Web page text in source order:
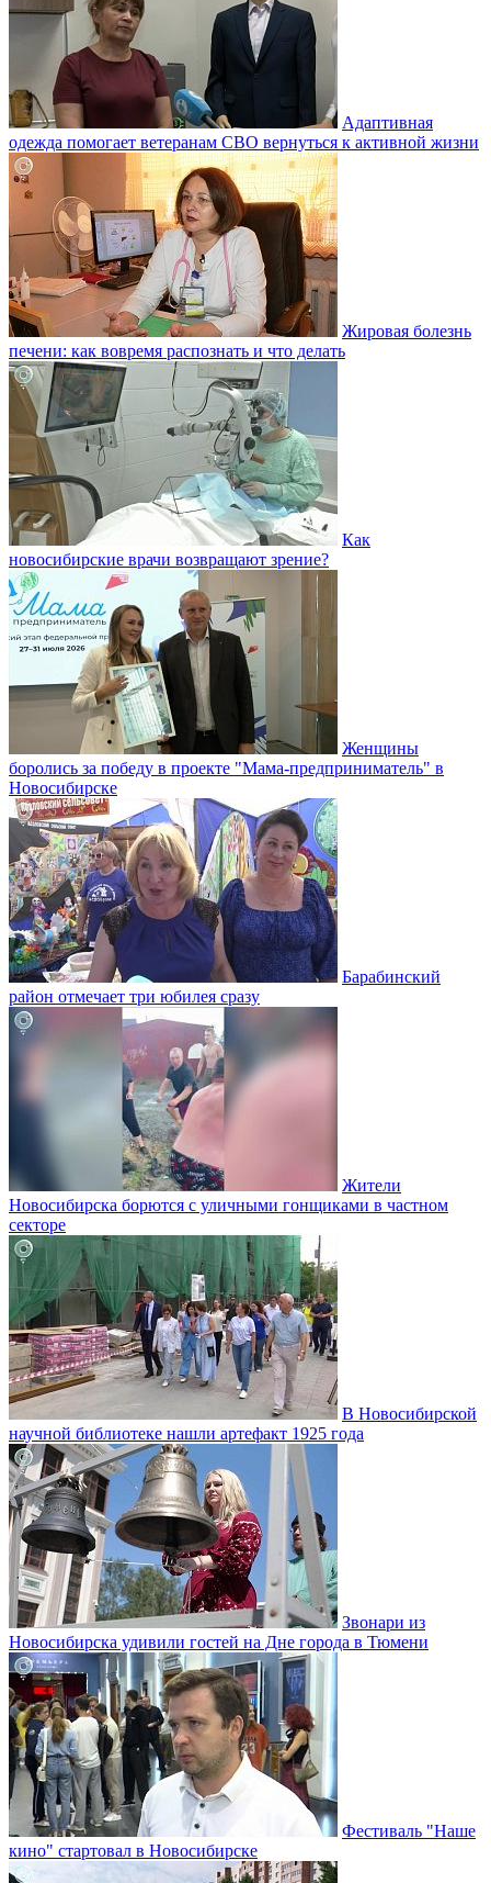
Адаптивная
одежда помогает ветеранам СВО вернуться к активной жизни
Жировая болезнь
печени: как вовремя распознать и что делать
Как
новосибирские врачи возвращают зрение?
Женщины
боролись за победу в проекте "Мама-предприниматель" в
Новосибирске
Барабинский
район отмечает три юбилея сразу
Жители
Новосибирска борются с уличными гонщиками в частном
секторе
В Новосибирской
научной библиотеке нашли артефакт 1925 года
Звонари из
Новосибирска удивили гостей на Дне города в Тюмени
Фестиваль "Наше
кино" стартовал в Новосибирске